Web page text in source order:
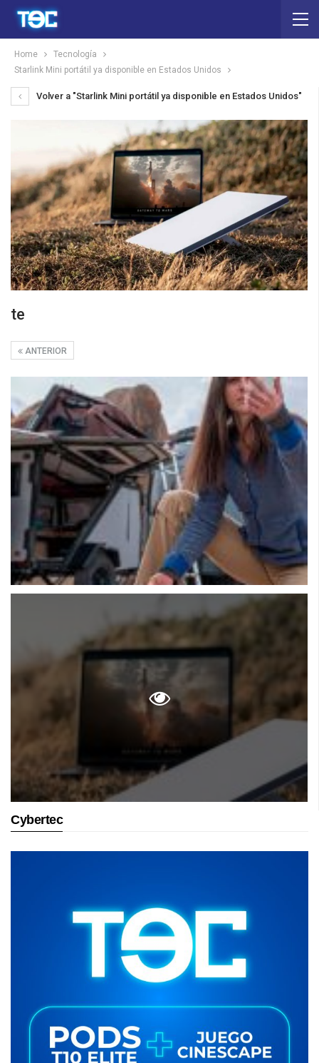
Home
Tecnología
Starlink Mini portátil ya disponible en Estados Unidos
Volver a "Starlink Mini portátil ya disponible en Estados Unidos"
te
ANTERIOR
Cybertec